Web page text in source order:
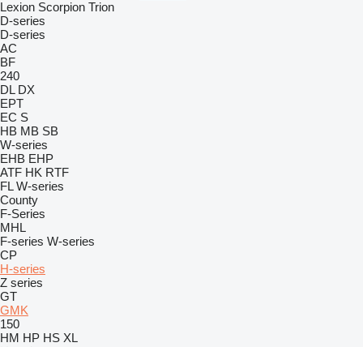
Lexion Scorpion Trion
D-series
D-series
AC
BF
240
DL DX
EPT
EC S
HB MB SB
W-series
EHB EHP
ATF HK RTF
FL W-series
County
F-Series
MHL
F-series W-series
CP
H-series
Z series
GT
GMK
150
HM HP HS XL